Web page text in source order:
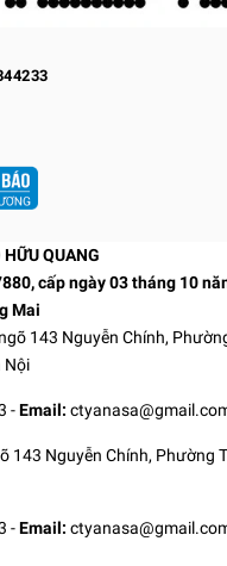
QUANG
cấp ngày 03 tháng 10
Mai
143 Nguyễn Chính,
Nội
-Email:
143 Nguyễn Chính, Phường
-Email: